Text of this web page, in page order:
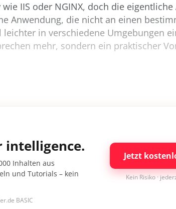
IIS oder NGINX, doch die
Anwendung, die nicht an einen
in verschiedene Umgebungen
mehr, sondern ein praktischer
intelligence.
Inhalten aus
und Tutorials – kein
BASIC
Jetzt
Kein Risiko ·